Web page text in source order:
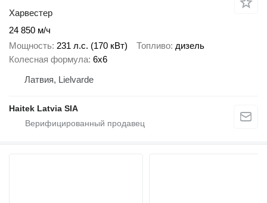
Харвестер
24 850 м/ч
Мощность 231 л.с. (170 кВт) Топливо дизель
Колесная формула 6x6
Латвия, Lielvarde
Haitek Latvia SIA